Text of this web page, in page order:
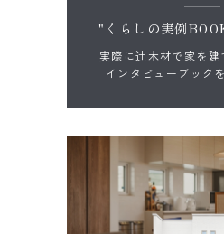
"くらしの実例
実際に辻木材で家を建
インタビューブック